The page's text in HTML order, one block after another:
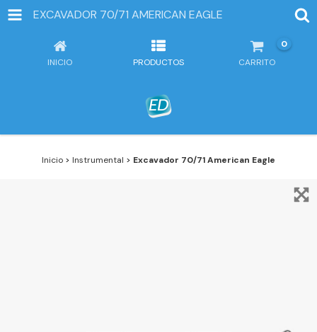
EXCAVADOR 70/71 AMERICAN EAGLE
INICIO PRODUCTOS CARRITO
0
Inicio > Instrumental > Excavador 70/71 American Eagle